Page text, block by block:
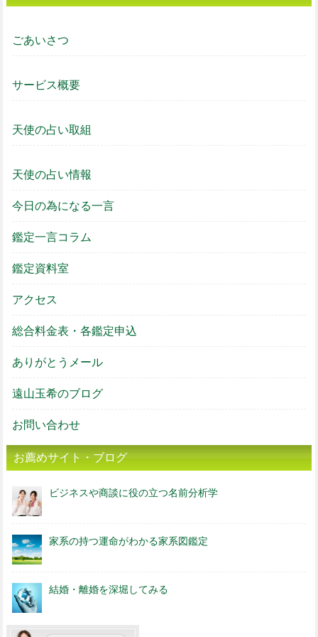
ごあいさつ
サービス概要
天使の占い取組
天使の占い情報
今日の為になる一言
鑑定一言コラム
鑑定資料室
アクセス
総合料金表・各鑑定申込
ありがとうメール
遠山玉希のブログ
お問い合わせ
お薦めサイト・ブログ
ビジネスや商談に役の立つ名前分析学
家系の持つ運命がわかる家系図鑑定
結婚・離婚を深堀してみる